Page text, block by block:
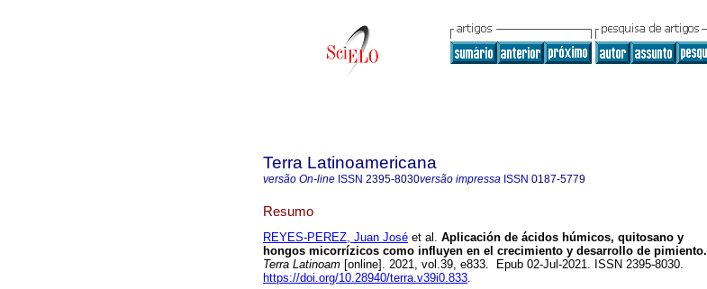
Terra Latinoamericana
versão On-line ISSN 2395-8030versão impressa ISSN 0187-5779
Resumo
REYES-PEREZ, Juan José et al. Aplicación de ácidos húmicos, quitosano y
hongos micorrízicos como influyen en el crecimiento y desarrollo de pimiento.
Terra Latinoam [online]. 2021, vol.39, e833. Epub 02-Jul-2021. ISSN 2395-8030.
https://doi.org/10.28940/terra.v39i0.833.